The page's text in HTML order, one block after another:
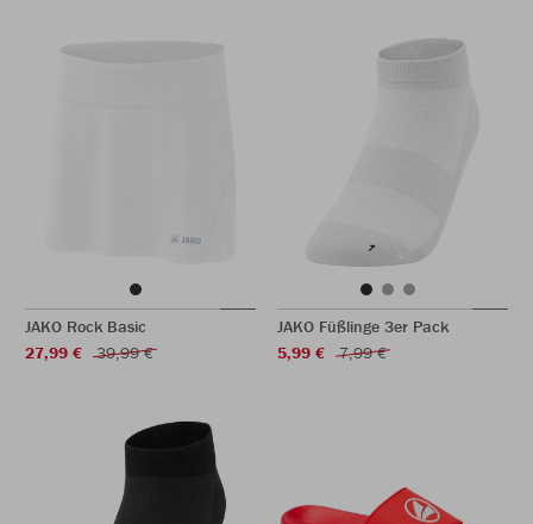
JAKO Rock Basic
27,99 €
39,99 €
JAKO Füßlinge 3er Pack
5,99 €
7,99 €